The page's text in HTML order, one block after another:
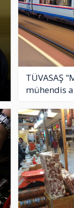
TÜVASAŞ
mühendis